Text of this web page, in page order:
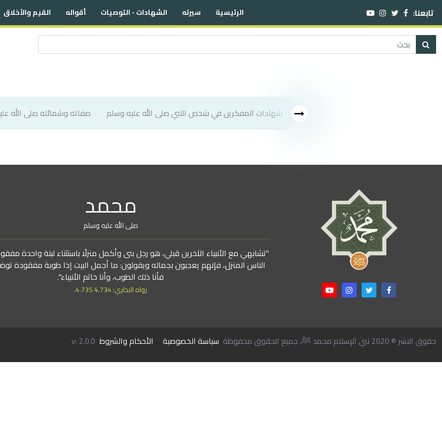
تابعنا: الرئيسية سيرته الشهادات - التوصيات أقواله القيم والأخلاق
شهادات المفكرين في شخص النبي صلى الله عليه وسلم صفاته وشمائله صلى الله
محمد
صلى الله عليه وسلم
"تشابهي مع الأنبياء الآخرين قبلي، هو رجل بنى وأكمل منزلًا باستثناء لبنة واحدة
الناس المنزل، فإنهم يعجبون بجماله ويقولون: ما أجمل البيت إذا طوبة مفقودة
فأنا ذلك الطوب، وأنا خاتم الأنبياء".
رواه البخاري: 4.734 4.735.
حقوق النشر © 2020 نبي الإسلام محمد ﷺ، جميع الحقوق محفوظة سياسة الخصوصية الأحكام والشروط v: 2.0.0